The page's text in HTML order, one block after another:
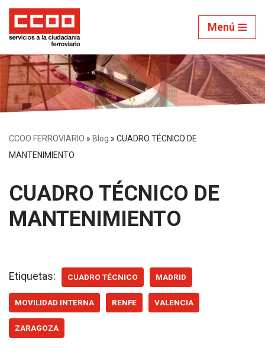
Saltar
contenido
Menú
CCOO FERROVIARIO » Blog » CUADRO TÉCNICO DE
MANTENIMIENTO
CUADRO TÉCNICO DE
MANTENIMIENTO
Etiquetas: CUADRO TÉCNICO MADRID
MOVILIDAD INTERNA RENFE VALENCIA
ZARAGOZA